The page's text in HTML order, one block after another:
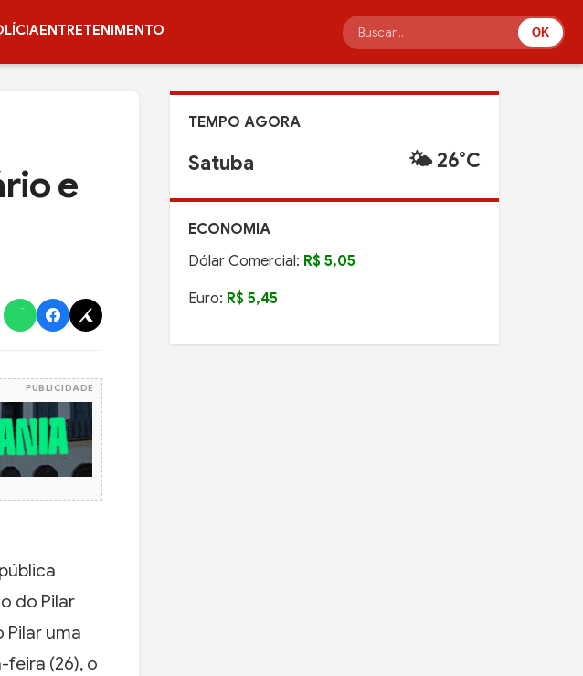
ENTRETENIMENTO OK
e
PUBLICIDADE
do Pilar
uma
feira (26), o
TEMPO AGORA
Satuba 🌤️ 26°C
ECONOMIA
Dólar Comercial: R$ 5,05
Euro: R$ 5,45